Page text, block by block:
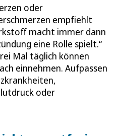
oder
empfiehlt
macht immer dann
eine Rolle spielt.“
Mal täglich können
einnehmen. Aufpassen
oder